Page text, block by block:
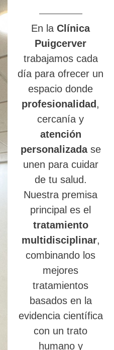
En laClínica
Puigcerver
trabajamos cada
día para ofrecer un
espacio donde
profesionalidad ,
cercanía y
atención
personalizadase
unen para cuidar
de tu salud.
Nuestra premisa
principal es el
tratamiento
multidisciplinar,
combinando los
mejores
tratamientos
basados en la
evidencia científica
con un trato
humano y